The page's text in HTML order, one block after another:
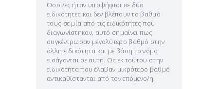
Όσοι/ες ήταν υποψήφιοι σε δύο
ειδικότητες και δεν βλέπουν το βαθμό
τους σε μία από τις ειδικότητες που
διαγωνίστηκαν, αυτό σημαίνει πως
συγκέντρωσαν μεγαλύτερο βαθμό στην
άλλη ειδικότητα και με βάση το νόμο
εισάγονται σε αυτή. Ως εκ τούτου στην
ειδικότητα που έλαβαν μικρότερο βαθμό
αντικαθίστανται από τον επόμενο/η.